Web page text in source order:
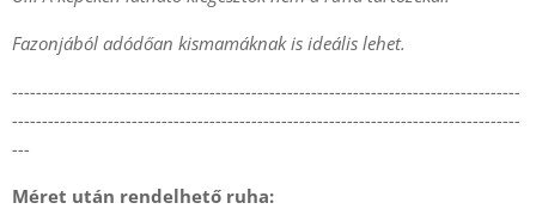
Fazonjából adódőan kismamáknak is ideális lehet.
-------------------------------------------------------------------------------------
-------------------------------------------------------------------------------------
---
Méret után rendelhető ruha: